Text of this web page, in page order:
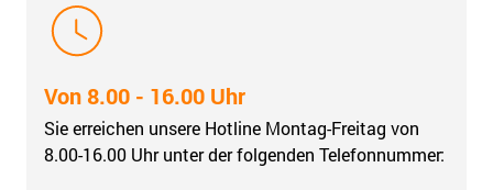
Von 8.00 - 16.00 Uhr
Sie erreichen unsere Hotline Montag-Freitag von
8.00-16.00 Uhr unter der folgenden Telefonnummer: